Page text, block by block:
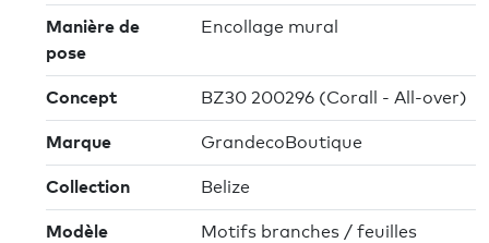
Manière de
pose
Encollage mural
Concept BZ30 200296 (Corall - All-over)
Marque GrandecoBoutique
Collection Belize
Modèle Motifs branches / feuilles